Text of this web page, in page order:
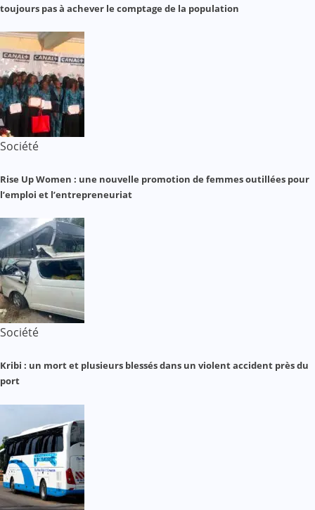
toujours pas à achever le comptage de la population
Société
Rise Up Women : une nouvelle promotion de femmes outillées pour
l’emploi et l’entrepreneuriat
Société
Kribi : un mort et plusieurs blessés dans un violent accident près du
port